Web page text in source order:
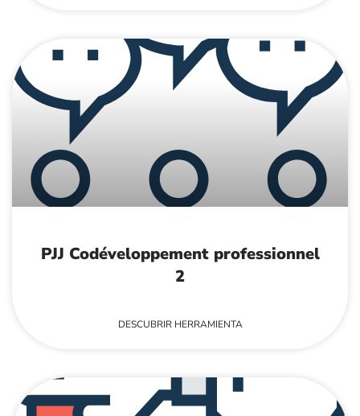
PJJ Codéveloppement professionnel
2
DESCUBRIR HERRAMIENTA